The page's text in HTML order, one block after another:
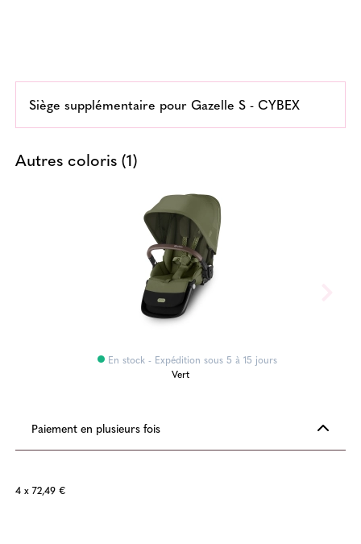
Siège supplémentaire pour Gazelle S - CYBEX
Autres coloris (1)
En stock - Expédition sous 5 à 15 jours
Vert
Paiement en plusieurs fois
4 x 72,49 €